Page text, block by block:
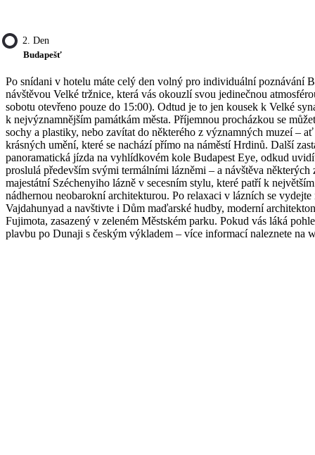
2. Den
Budapešť
Po snídani v hotelu máte celý den volný pro individuální poznávání
návštěvou Velké tržnice, která vás okouzlí svou jedinečnou
sobotu otevřeno pouze do 15:00). Odtud je to jen kousek k Velké
k nejvýznamnějším památkám města. Příjemnou procházkou se
sochy a plastiky, nebo zavítat do některého z významných muzeí –
krásných umění, které se nachází přímo na náměstí Hrdinů. Další
panoramatická jízda na vyhlídkovém kole Budapest Eye, odkud
proslulá především svými termálními lázněmi – a návštěva
majestátní Széchenyiho lázně v secesním stylu, které patří k
nádhernou neobarokní architekturou. Po relaxaci v lázních se
Vajdahunyad a navštivte i Dům maďarské hudby, moderní
Fujimota, zasazený v zeleném Městském parku. Pokud vás láká
plavbu po Dunaji s českým výkladem – více informací naleznete na